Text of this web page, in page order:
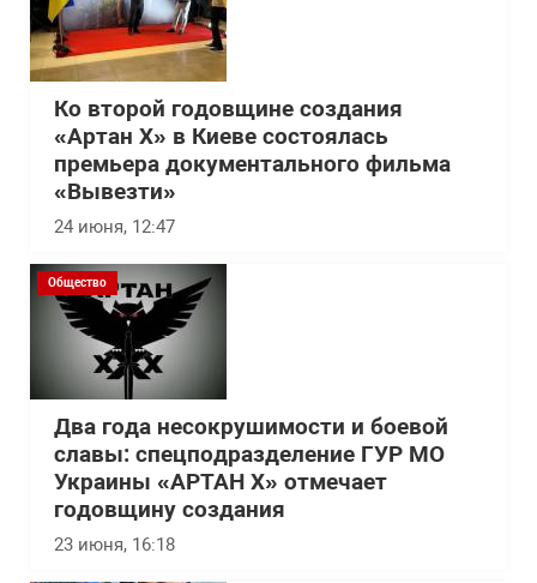
Ко второй годовщине создания
«Артан Х» в Киеве состоялась
премьера документального фильма
«Вывезти»
24 июня, 12:47
Общество
Два года несокрушимости и боевой
славы: спецподразделение ГУР МО
Украины «АРТАН Х» отмечает
годовщину создания
23 июня, 16:18